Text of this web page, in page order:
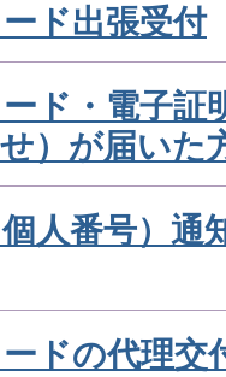
ド出張受付
ド・電子証
）が届いた
人番号）通
ドの代理交